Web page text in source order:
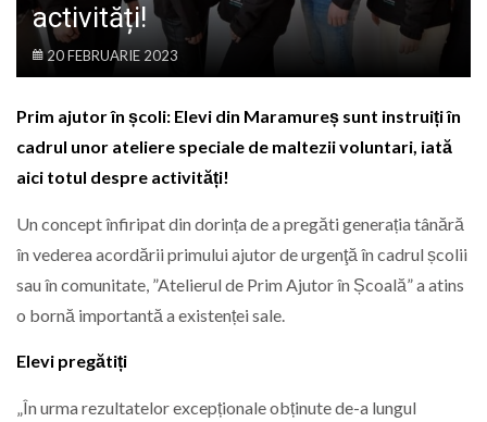
activități!
20 FEBRUARIE 2023
Prim ajutor în școli: Elevi din Maramureș sunt instruiți în
cadrul unor ateliere speciale de maltezii voluntari, iată
aici totul despre activități!
Un concept înfiripat din dorința de a pregăti generația tânără
în vederea acordării primului ajutor de urgenţă în cadrul școlii
sau în comunitate, ”Atelierul de Prim Ajutor în Școală” a atins
o bornă importantă a existenței sale.
Elevi pregătiți
„În urma rezultatelor excepționale obținute de-a lungul